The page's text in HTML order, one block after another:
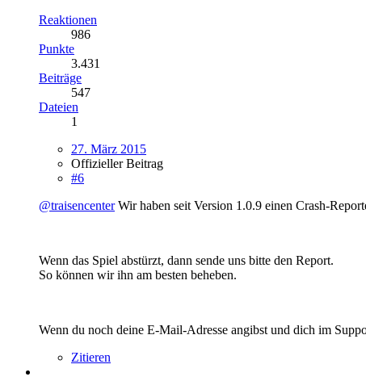
Reaktionen
986
Punkte
3.431
Beiträge
547
Dateien
1
27. März 2015
Offizieller Beitrag
#6
@traisencenterWir haben seit Version 1.0.9 einen Crash-
Wenn das Spiel abstürzt, dann sende uns bitte den Report.
So können wir ihn am besten beheben.
Wenn du noch deine E-Mail-Adresse angibst und dich im
Zitieren